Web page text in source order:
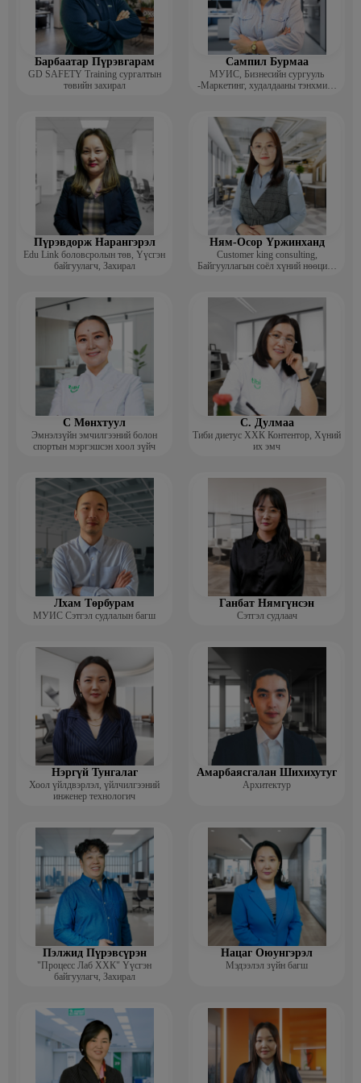
Барбаатар Пүрэвгарам
GD SAFETY Training сургалтын
төвийн захирал
Сампил Бурмаа
МУИС, Бизнесийн сургууль
-Маркетинг, худалдааны тэнхмийн
Пүрэвдорж Нарангэрэл
Edu Link боловсролын төв, Үүсгэн
байгуулагч, Захирал
Ням-Осор Үржинханд
Customer king consulting,
Байгууллагын соёл хүний нөөцийн
С Мөнхтуул
Эмнэлзүйн эмчилгээний болон
спортын мэргэшсэн хоол зүйч
С. Дулмаа
Тиби диетус ХХК Контентор, Хүний
их эмч
Лхам Төрбурам
МУИС Сэтгэл судлалын багш
Ганбат Нямгүнсэн
Сэтгэл судлаач
Нэргүй Тунгалаг
Хоол үйлдвэрлэл, үйлчилгээний
инженер технологич
Амарбаясгалан Шихихутуг
Архитектур
Пэлжид Пүрэвсүрэн
"Процесс Лаб ХХК" Үүсгэн
байгуулагч, Захирал
Нацаг Оюунгэрэл
Мэдээлэл зүйн багш